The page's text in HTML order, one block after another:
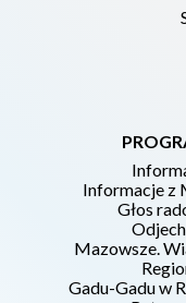
Informacje z
Głos
Mazowsze.
Gadu-Gadu w